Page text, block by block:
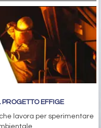
EFFIGE
lavora per sperimentare